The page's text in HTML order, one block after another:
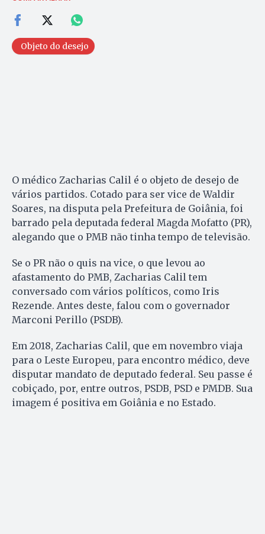
Objeto do desejo
O médico Zacharias Calil é o objeto de desejo de
vários partidos. Cotado para ser vice de Waldir
Soares, na disputa pela Prefeitura de Goiânia, foi
barrado pela deputada federal Magda Mofatto (PR),
alegando que o PMB não tinha tempo de televisão.
Se o PR não o quis na vice, o que levou ao
afastamento do PMB, Zacharias Calil tem
conversado com vários políticos, como Iris
Rezende. Antes deste, falou com o governador
Marconi Perillo (PSDB).
Em 2018, Zacharias Calil, que em novembro viaja
para o Leste Europeu, para encontro médico, deve
disputar mandato de deputado federal. Seu passe é
cobiçado, por, entre outros, PSDB, PSD e PMDB. Sua
imagem é positiva em Goiânia e no Estado.